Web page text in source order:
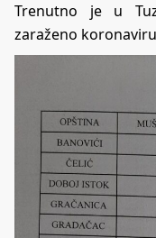
Trenutno je u
zaraženo